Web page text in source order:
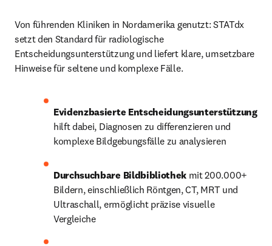
Von führenden Kliniken in Nordamerika genutzt: STATdx
setzt den Standard für radiologische
Entscheidungsunterstützung und liefert klare, umsetzbare
Hinweise für seltene und komplexe Fälle.
Evidenzbasierte Entscheidungsunterstützung
hilft dabei, Diagnosen zu differenzieren und
komplexe Bildgebungsfälle zu analysieren
Durchsuchbare Bildbibliothek mit 200.000+
Bildern, einschließlich Röntgen, CT, MRT und
Ultraschall, ermöglicht präzise visuelle
Vergleiche